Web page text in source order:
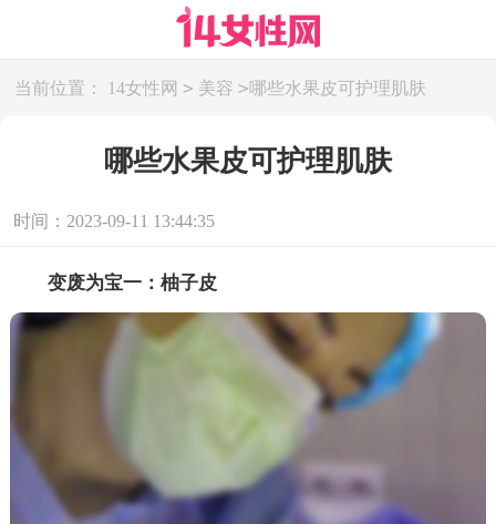
当前位置： 14女性网 > 美容 >哪些水果皮可护理肌肤
哪些水果皮可护理肌肤
时间：2023-09-11 13:44:35
变废为宝一：柚子皮